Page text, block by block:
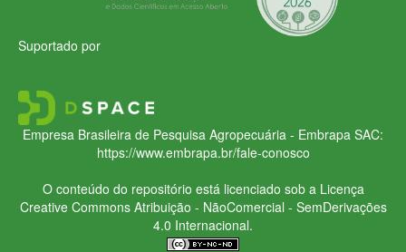
Suportado por
Empresa Brasileira de Pesquisa Agropecuária - Embrapa SAC:
https://www.embrapa.br/fale-conosco
O conteúdo do repositório está licenciado sob a Licença
Creative CommonsAtribuição - NãoComercial - SemDerivações
4.0 Internacional.